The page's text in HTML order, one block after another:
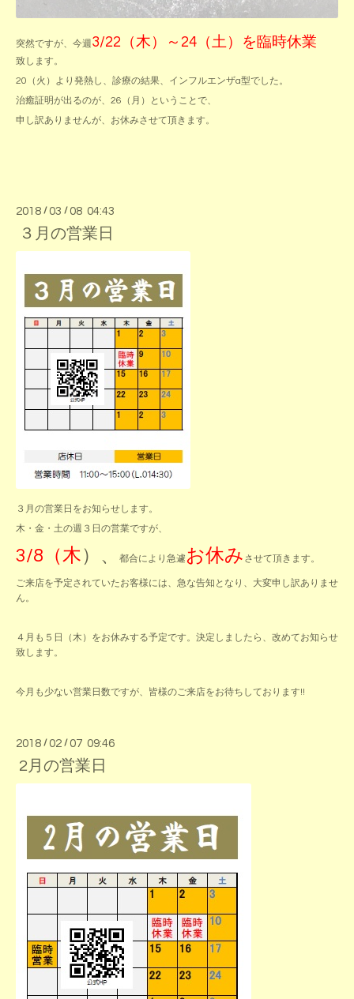
突然ですが、今週3/22（木）～24（土）を臨時休業
致します。
20（火）より発熱し、診療の結果、インフルエンザa型でした。
治癒証明が出るのが、26（月）ということで、
申し訳ありませんが、お休みさせて頂きます。
2018 / 03 / 08 04:43
３月の営業日
３月の営業日をお知らせします。
木・金・土の週３日の営業ですが、
3/8（木 ）、 都合により急遽お休み させて頂きます。
ご来店を予定されていたお客様には、急な告知となり、大変申し訳ありませ
ん。
４月も５日（木）をお休みする予定です。決定しましたら、改めてお知らせ
致します。
今月も少ない営業日数ですが、皆様のご来店をお待ちしております!!
2018 / 02 / 07 09:46
2月の営業日